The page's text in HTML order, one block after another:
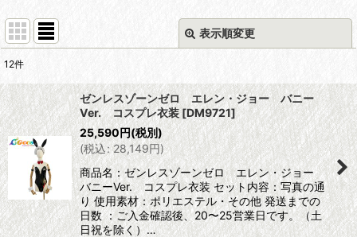
表示順変更
並び順:
絞り込む
12件
ゼンレスゾーンゼロ エレン・ジョー バニー
Ver. コスプレ衣装 [DM9721]
25,590円(税別)
(税込: 28,149円)
商品名：ゼンレスゾーンゼロ エレン・ジョー
バニーVer. コスプレ衣装 セット内容：写真の通
り 使用素材：ポリエステル・その他 発送までの
日数 ：ご入金確認後、20〜25営業日です。（土
日祝を除く）…